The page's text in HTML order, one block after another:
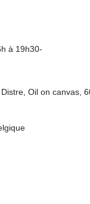
à 19h30-
Oil on canvas,